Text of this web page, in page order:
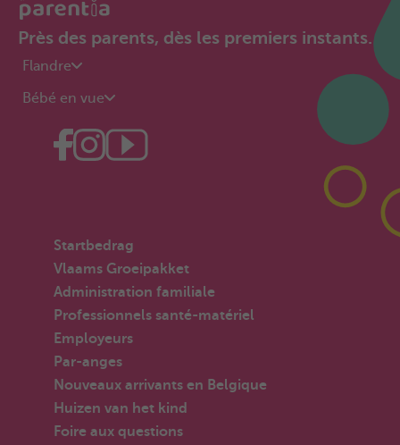
Près des parents, dès les premiers instants.
Flandre
Bébé en vue
Startbedrag
Vlaams Groeipakket
Administration familiale
Professionnels santé-matériel
Employeurs
Par-anges
Nouveaux arrivants en Belgique
Huizen van het kind
Foire aux questions